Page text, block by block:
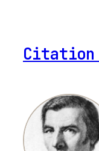
Citation